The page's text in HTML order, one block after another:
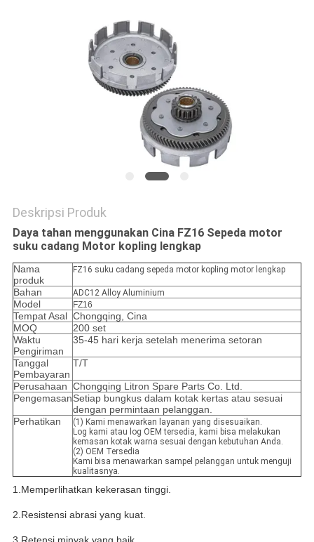
Deskripsi Produk
Daya tahan menggunakan Cina FZ16 Sepeda motor
suku cadang Motor kopling lengkap
Nama
produk
FZ16 suku cadang sepeda motor kopling motor lengkap
Bahan ADC12 Alloy Aluminium
Model FZ16
Tempat Asal Chongqing, Cina
MOQ
200 set
Waktu
Pengiriman
35-45 hari kerja setelah menerima setoran
Tanggal
Pembayaran
T/T
Perusahaan Chongqing Litron Spare Parts Co. Ltd.
PengemasanSetiap bungkus dalam kotak kertas atau sesuai
dengan permintaan pelanggan.
Perhatikan
(1) Kami menawarkan layanan yang disesuaikan.
Log kami atau log OEM tersedia, kami bisa melakukan
kemasan kotak warna sesuai dengan kebutuhan Anda.
(2) OEM Tersedia
Kami bisa menawarkan sampel pelanggan untuk menguji
kualitasnya.
1.Memperlihatkan kekerasan tinggi.
2.Resistensi abrasi yang kuat.